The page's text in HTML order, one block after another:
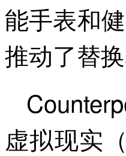
能手表和
推动了替
虚拟现实